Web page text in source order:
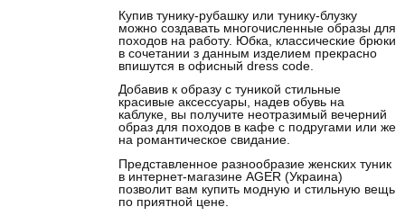
Купив тунику-рубашку или тунику-блузку
можно создавать многочисленные образы для
походов на работу. Юбка, классические брюки
в сочетании з данным изделием прекрасно
впишутся в офисный dress code.
Добавив к образу с туникой стильные
красивые аксессуары, надев обувь на
каблуке, вы получите неотразимый вечерний
образ для походов в кафе с подругами или же
на романтическое свидание.
Представленное разнообразие женских туник
в интернет-магазине AGER (Украина)
позволит вам купить модную и стильную вещь
по приятной цене.